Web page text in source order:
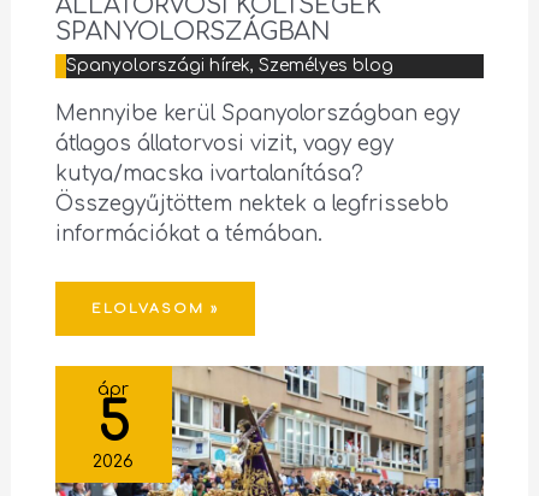
SPANYOLORSZÁGBAN
Spanyolországi hírek, Személyes blog
Mennyibe kerül Spanyolországban egy
átlagos állatorvosi vizit, vagy egy
kutya/macska ivartalanítása?
Összegyűjtöttem nektek a legfrissebb
információkat a témában.
ELOLVASOM »
ápr
5
2026